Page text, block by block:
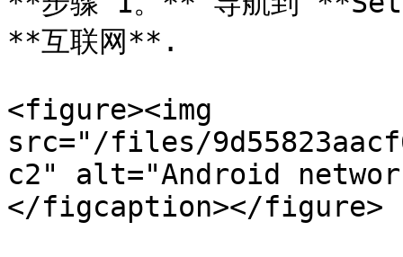
**互联网**.
<figure><img
src="/files/
c2" alt="Android
</figcaption></figure>